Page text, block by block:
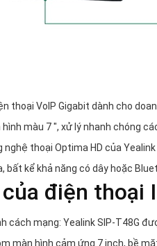
thoại VoIP Gigabit dành cho
màu 7 ", xử lý nhanh chóng
nghệ thoại Optima HD của
bất kể khả năng có dây hoặc
điện thoại
cách mạng: Yealink SIP-T48G
màn hình cảm ứng 7 inch, bề